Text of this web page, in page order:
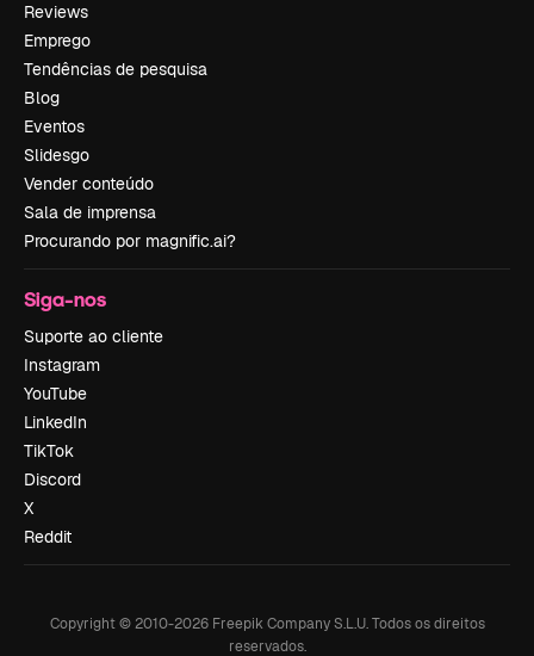
Reviews
Emprego
Tendências de pesquisa
Blog
Eventos
Slidesgo
Vender conteúdo
Sala de imprensa
Procurando por magnific.ai?
Siga-nos
Suporte ao cliente
Instagram
YouTube
LinkedIn
TikTok
Discord
X
Reddit
Copyright © 2010-2026Freepik Company S.L.U. Todos os direitos
reservados.